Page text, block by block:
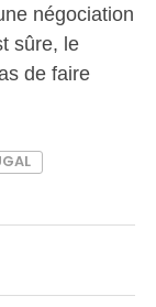
négociation
sûre, le
de faire